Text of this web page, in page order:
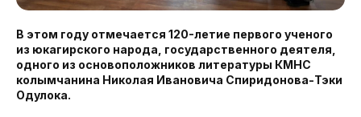
В этом году отмечается 120-летие первого ученого
из юкагирского народа, государственного деятеля,
одного из основоположников литературы КМНС
колымчанина Николая Ивановича Спиридонова-Тэки
Одулока.